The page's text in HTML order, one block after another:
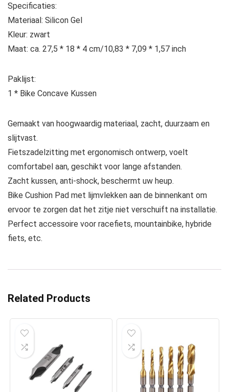
Specificaties:
Materiaal: Silicon Gel
Kleur: zwart
Maat: ca. 27,5 * 18 * 4 cm/10,83 * 7,09 * 1,57 inch
Paklijst:
1 * Bike Concave Kussen
Gemaakt van hoogwaardig materiaal, zacht, duurzaam en
slijtvast.
Fietszadelzitting met ergonomisch ontwerp, voelt
comfortabel aan, geschikt voor lange afstanden.
Zacht kussen, anti-shock, beschermt uw heup.
Bike Cushion Pad met lijmvlekken aan de binnenkant om
ervoor te zorgen dat het zitje niet verschuift na installatie.
Perfect accessoire voor racefiets, mountainbike, hybride
fiets, etc.
Related Products